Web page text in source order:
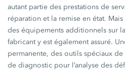
autant partie des prestations de
réparation et la remise en état.
des équipements additionnels sur
fabricant y est également assuré.
permanente, des outils spéciaux
de diagnostic pour l’analyse des